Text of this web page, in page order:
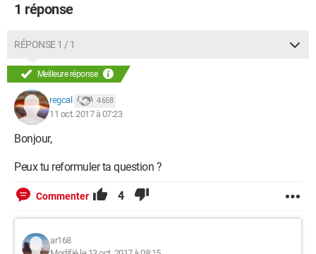
1 réponse
RÉPONSE 1 / 1
Meilleure réponse
regcal 4 658
11 oct. 2017 à 07:23
Bonjour,
Peux tu reformuler ta question ?
Commenter 4
ar168